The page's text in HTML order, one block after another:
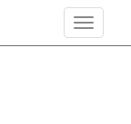
Toggle